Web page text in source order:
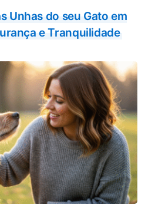
Unhas do seu Gato em
e Tranquilidade